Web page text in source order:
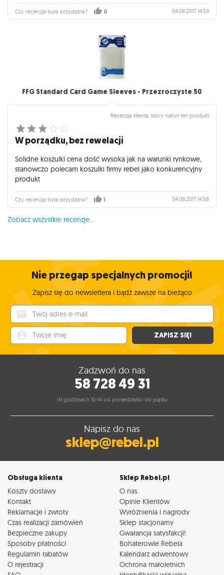
Czy recenzja była przydatna? 0 04.08.2017 14:59
FFG Standard Card Game Sleeves - Przezroczyste 50
Recenzja klienta, który nabył ten produkt
W porządku, bez rewelacji
Solidne koszulki cena dość wysoka jak na warunki rynkowe,
stanowczo polecam koszulki firmy rebel jako konkurencyjny
produkt
Czy recenzja była przydatna? 1 04.08.2017 14:58
Zobacz wszystkie recenzje...
Nie przegap specjalnych promocji!
Zapisz się do newslettera i bądź zawsze na bieżąco
ZAPISZ SIĘ!
Zadzwoń do nas
58 728 49 31
W godzinach 10-14 od poniedziałku do piątku
Napisz do nas
sklep@rebel.pl
Obsługa klienta
Koszty dostawy
Kontakt
Reklamacje i zwroty
Czas realizacji zamówień
Bezpieczne zakupy
Sposoby płatności
Regulamin rabatów
O rejestracji
Sklep Rebel.pl
O nas
Opinie Klientów
Wyróżnienia i nagrody
Sklep stacjonarny
Gwarancja satysfakcji!
Bohaterowie Rebela
Kalendarz adwentowy
Ochrona małoletnich